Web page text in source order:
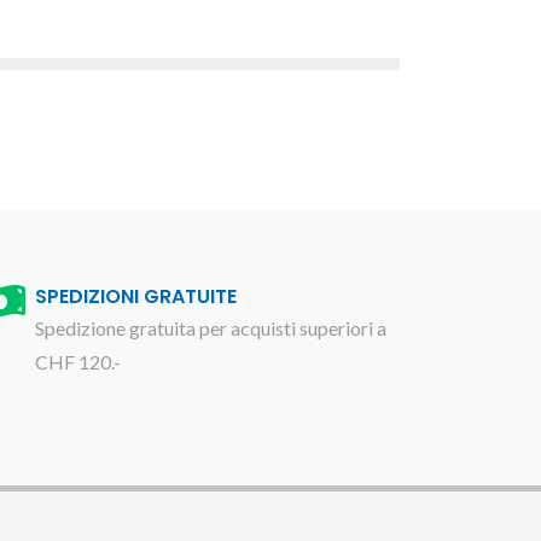
SPEDIZIONI GRATUITE
Spedizione gratuita per acquisti superiori a
CHF 120.-